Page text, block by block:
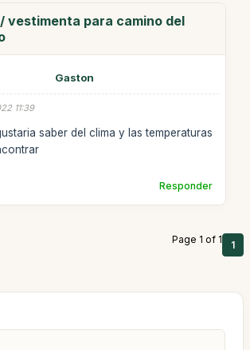
/ vestimenta para camino del
Gaston
11:39
saber del clima y las temperaturas
Responder
Page 1 of 1 1